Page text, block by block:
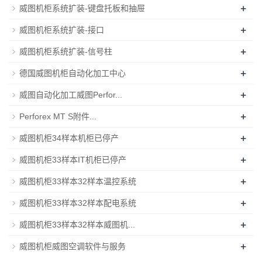
威图机柜系统扩装-键盘托板和抽屉 +
威图机柜系统扩装-接口 +
威图机柜系统扩装-信号柱 +
德国威图机柜自动化加工中心 +
威图自动化加工威图Perfor... +
Perforex MT S附件... +
威图机柜34样本机柜已停产 +
威图机柜33样本IT机柜已停产 +
威图机柜33样本32样本温控系统 +
威图机柜33样本32样本配电系统 +
威图机柜33样本32样本威图机... +
威图机柜威图空调软件与服务 +